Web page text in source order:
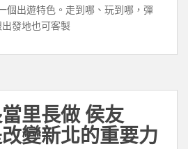
個出遊特色。走到哪、玩到哪，彈
發地也可客製
里長做 侯友
變新北的重要力